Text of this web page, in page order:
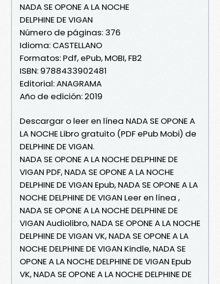
NADA SE OPONE A LA NOCHE
DELPHINE DE VIGAN
Número de páginas: 376
Idioma: CASTELLANO
Formatos: Pdf, ePub, MOBI, FB2
ISBN: 9788433902481
Editorial: ANAGRAMA
Año de edición: 2019
Descargar o leer en línea NADA SE OPONE A
LA NOCHE Libro gratuito (PDF ePub Mobi) de
DELPHINE DE VIGAN.
NADA SE OPONE A LA NOCHE DELPHINE DE
VIGAN PDF, NADA SE OPONE A LA NOCHE
DELPHINE DE VIGAN Epub, NADA SE OPONE A LA
NOCHE DELPHINE DE VIGAN Leer en línea ,
NADA SE OPONE A LA NOCHE DELPHINE DE
VIGAN Audiolibro, NADA SE OPONE A LA NOCHE
DELPHINE DE VIGAN VK, NADA SE OPONE A LA
NOCHE DELPHINE DE VIGAN Kindle, NADA SE
OPONE A LA NOCHE DELPHINE DE VIGAN Epub
VK, NADA SE OPONE A LA NOCHE DELPHINE DE